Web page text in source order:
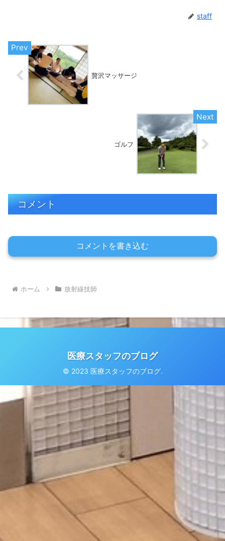
staff
贅沢マッサージ
ゴルフ
コメント
コメントを書き込む
ホーム 放射線技師
医療スタッフのブログ
© 2023 医療スタッフのブログ.